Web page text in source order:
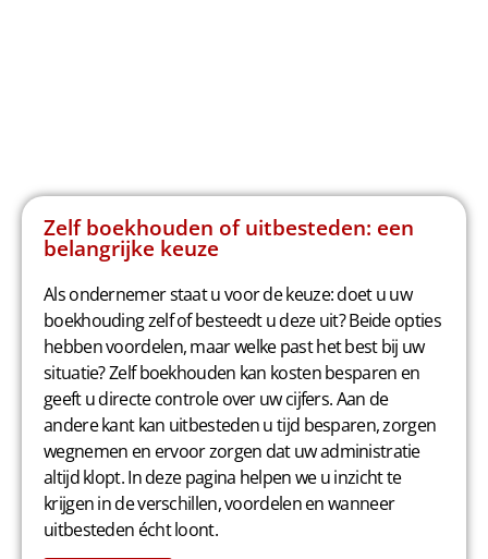
Zelf boekhouden of uitbesteden: een
belangrijke keuze
Als ondernemer staat u voor de keuze: doet u uw
boekhouding zelf of besteedt u deze uit? Beide opties
hebben voordelen, maar welke past het best bij uw
situatie? Zelf boekhouden kan kosten besparen en
geeft u directe controle over uw cijfers. Aan de
andere kant kan uitbesteden u tijd besparen, zorgen
wegnemen en ervoor zorgen dat uw administratie
altijd klopt. In deze pagina helpen we u inzicht te
krijgen in de verschillen, voordelen en wanneer
uitbesteden écht loont.